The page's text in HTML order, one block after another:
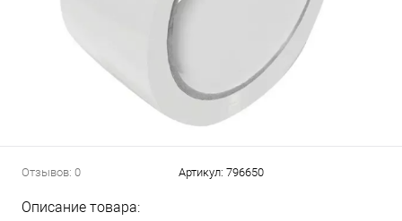
Отзывов: 0 Артикул: 796650
Описание товара: